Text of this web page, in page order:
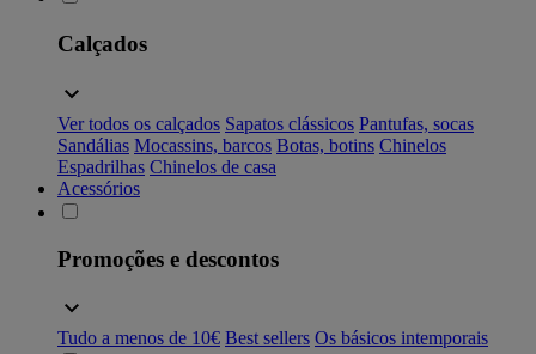
Calçados
Ver todos os calçados Sapatos clássicos Pantufas, socas
Sandálias Mocassins, barcos Botas, botins Chinelos
Espadrilhas Chinelos de casa
Acessórios
Promoções e descontos
Tudo a menos de 10€ Best sellers Os básicos intemporais